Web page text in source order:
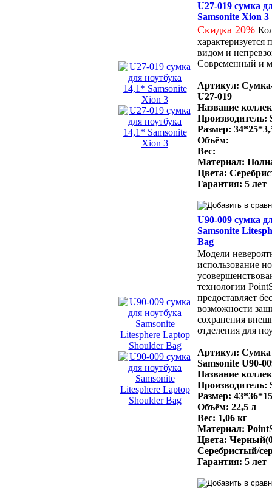
U27-019 сумка
Samsonite Xion 3
Скидка 20%
видом и
Современный и
Артикул:
U27-019
Название
Производитель:
Размер:
Объём:
Вес:
Материал:
Цвета:
Гарантия: 5 лет
U90-009 сумка
Samsonite
Bag
Модели
использование
технологии
предоставляет
возможности
сохранения
отделения для
Артикул: Сумка
Samsonite U90-
Название
Производитель:
Размер:
Объём: 22,5 л
Вес: 1,06 кг
Материал:
Цвета:
Серебристый/
Гарантия: 5 лет